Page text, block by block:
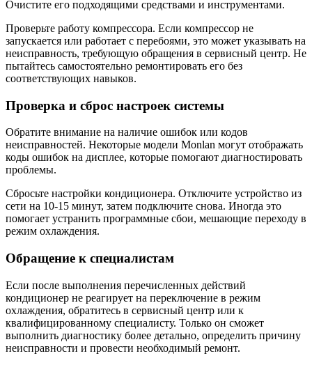
Очистите его подходящими средствами и инструментами.
Проверьте работу компрессора. Если компрессор не
запускается или работает с перебоями, это может указывать на
неисправность, требующую обращения в сервисный центр. Не
пытайтесь самостоятельно ремонтировать его без
соответствующих навыков.
Проверка и сброс настроек системы
Обратите внимание на наличие ошибок или кодов
неисправностей. Некоторые модели Monlan могут отображать
коды ошибок на дисплее, которые помогают диагностировать
проблемы.
Сбросьте настройки кондиционера. Отключите устройство из
сети на 10-15 минут, затем подключите снова. Иногда это
помогает устранить программные сбои, мешающие переходу в
режим охлаждения.
Обращение к специалистам
Если после выполнения перечисленных действий
кондиционер не реагирует на переключение в режим
охлаждения, обратитесь в сервисный центр или к
квалифицированному специалисту. Только он сможет
выполнить диагностику более детально, определить причину
неисправности и провести необходимый ремонт.